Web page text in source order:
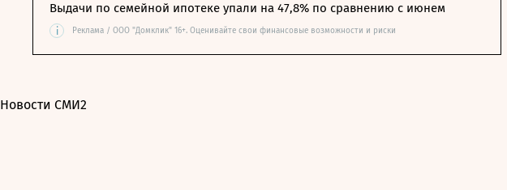
Выдачи по семейной ипотеке упали на 47,8% по сравнению с июнем
i Реклама / ООО "Домклик" 16+. Оценивайте свои финансовые возможности и риски
Новости СМИ2